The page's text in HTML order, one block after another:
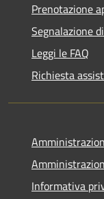
Prenotazione
Segnalazione
Leggi le FAQ
Richiesta
Informativa